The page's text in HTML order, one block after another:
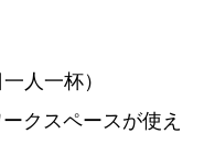
人一杯）
クスペースが使え